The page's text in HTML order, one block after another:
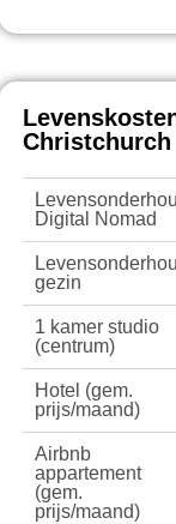
Christchurch
Digital Nomad
gezin
1 kamer studio
(centrum)
Hotel (gem.
prijs/maand)
Airbnb
appartement
(gem.
prijs/maand)